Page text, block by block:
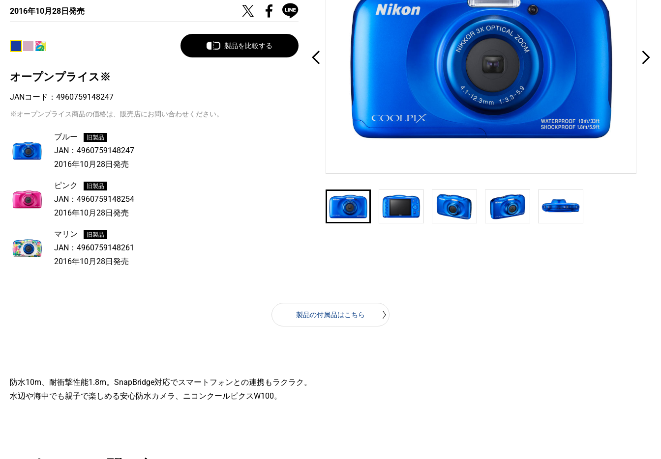
2016年10月28日発売
製品を比較する
オープンプライス※
JANコード： 4960759148247
※オープンプライス商品の価格は、販売店にお問い合わせください。
ブルー 旧製品
JAN： 4960759148247
2016年10月28日発売
ピンク 旧製品
JAN： 4960759148254
2016年10月28日発売
マリン 旧製品
JAN： 4960759148261
2016年10月28日発売
製品の付属品はこちら
防水10m、耐衝撃性能1.8m。SnapBridge対応でスマートフォンとの連携もラクラク。
水辺や海中でも親子で楽しめる安心防水カメラ、ニコンクールピクスW100。